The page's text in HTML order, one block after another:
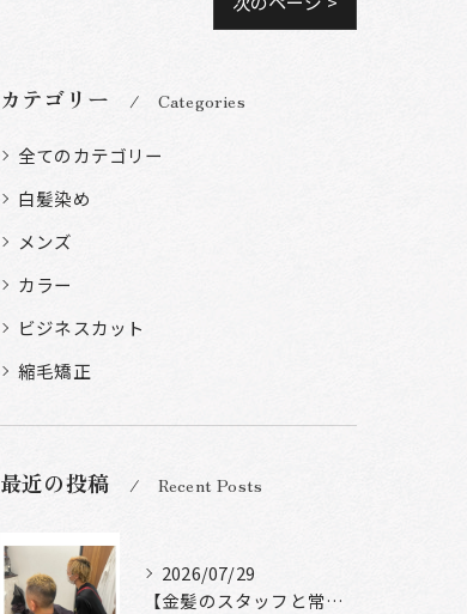
カテゴリー Categories
全てのカテゴリー
白髪染め
メンズ
カラー
ビジネスカット
縮毛矯正
最近の投稿 Recent Posts
2026/07/29
【金髪のスタッフと常連様ショット】